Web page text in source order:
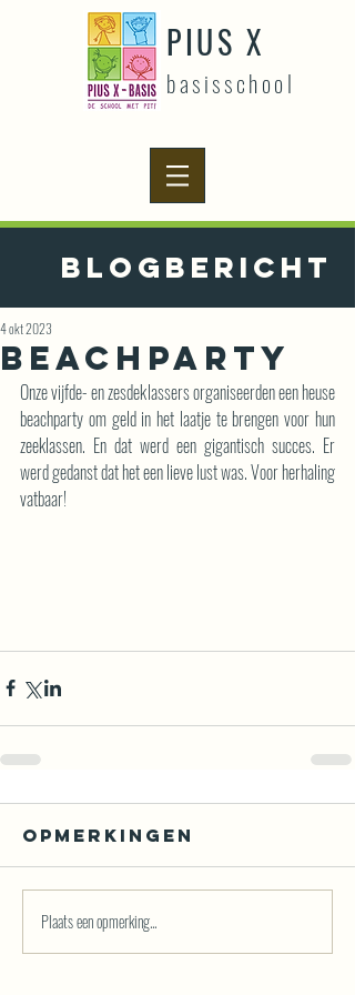
PIUS X
basisschool
Blogbericht
Beachparty
4 okt 2023
Onze vijfde- en zesdeklassers organiseerden een heuse
beachparty om geld in het laatje te brengen voor hun
zeeklassen. En dat werd een gigantisch succes. Er
werd gedanst dat het een lieve lust was. Voor herhaling
vatbaar!
Opmerkingen
Plaats een opmerking...